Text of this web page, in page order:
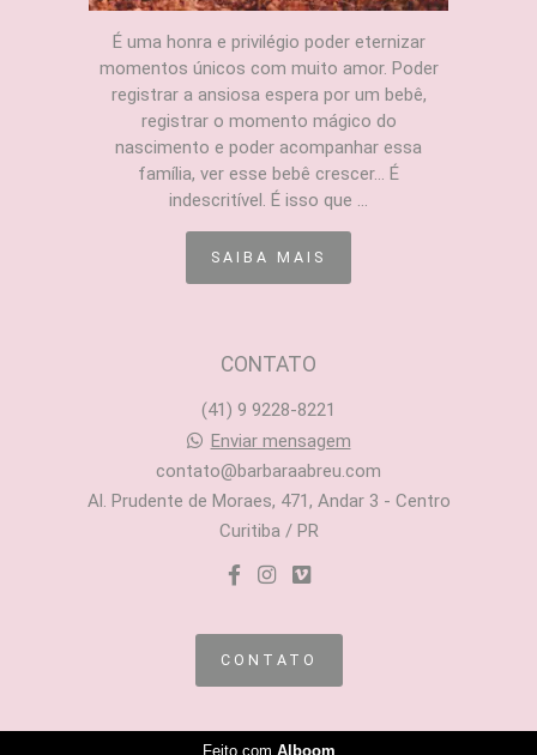
É uma honra e privilégio poder eternizar
momentos únicos com muito amor. Poder
registrar a ansiosa espera por um bebê,
registrar o momento mágico do
nascimento e poder acompanhar essa
família, ver esse bebê crescer... É
indescritível. É isso que ...
SAIBA MAIS
CONTATO
(41) 9 9228-8221
Enviar mensagem
contato@barbaraabreu.com
Al. Prudente de Moraes, 471, Andar 3 - Centro
Curitiba / PR
CONTATO
Feito com Alboom